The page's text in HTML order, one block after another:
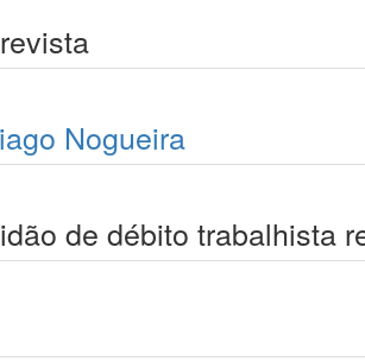
Nogueira
de débito trabalhista